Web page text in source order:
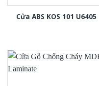
Cửa ABS KOS 101 U6405